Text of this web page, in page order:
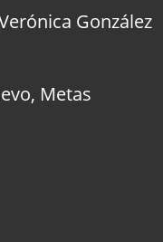
González
, Metas